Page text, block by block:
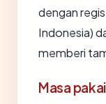
dengan
Indonesia)
memberi
Masa pakai